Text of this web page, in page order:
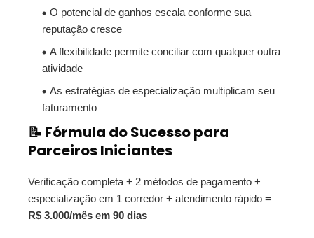
O potencial de ganhos escala conforme sua
reputação cresce
A flexibilidade permite conciliar com qualquer outra
atividade
As estratégias de especialização multiplicam seu
faturamento
📝 Fórmula do Sucesso para
Parceiros Iniciantes
Verificação completa + 2 métodos de pagamento +
especialização em 1 corredor + atendimento rápido =
R$ 3.000/mês em 90 dias